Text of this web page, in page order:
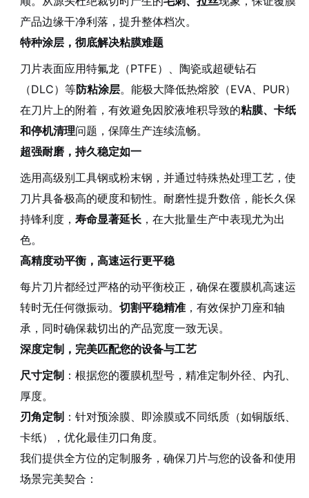
产品边缘干净利落，提升整体档次。
特种涂层，彻底解决粘膜难题
刀片表面应用特氟龙（PTFE）、陶瓷或超硬钻石
（DLC）等防粘涂层。能极大降低热熔胶（EVA、PUR）
在刀片上的附着，有效避免因胶液堆积导致的粘膜、卡纸
和停机清理问题，保障生产连续流畅。
超强耐磨，持久稳定如一
选用高级别工具钢或粉末钢，并通过特殊热处理工艺，使
刀片具备极高的硬度和韧性。耐磨性提升数倍，能长久保
持锋利度，寿命显著延长 ，在大批量生产中表现尤为出
色。
高精度动平衡，高速运行更平稳
每片刀片都经过严格的动平衡校正，确保在覆膜机高速运
转时无任何微振动。切割平稳精准 ，有效保护刀座和轴
承，同时确保裁切出的产品宽度一致无误。
深度定制，完美匹配您的设备与工艺
尺寸定制 ：根据您的覆膜机型号，精准定制外径、内孔、
厚度。
刃角定制 ：针对预涂膜、即涂膜或不同纸质（如铜版纸、
卡纸），优化最佳刃口角度。
我们提供全方位的定制服务，确保刀片与您的设备和使用
场景完美契合：